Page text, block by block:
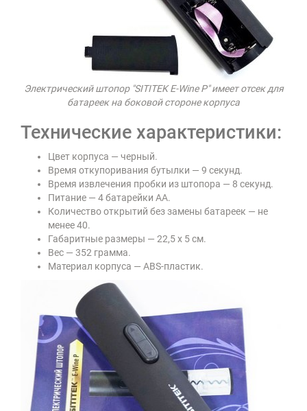
Электрический штопор "SITITEK E-Wine P" имеет отсек для
батареек на боковой стороне корпуса
Технические характеристики:
Цвет корпуса — черный.
Время откупоривания бутылки — 9 секунд.
Время извлечения пробки из штопора — 8 секунд.
Питание — 4 батарейки АА.
Количество открытий без замены батареек — не
менее 40.
Габаритные размеры — 22,5 х 5 см.
Вес — 352 грамма.
Материал корпуса — ABS-пластик.